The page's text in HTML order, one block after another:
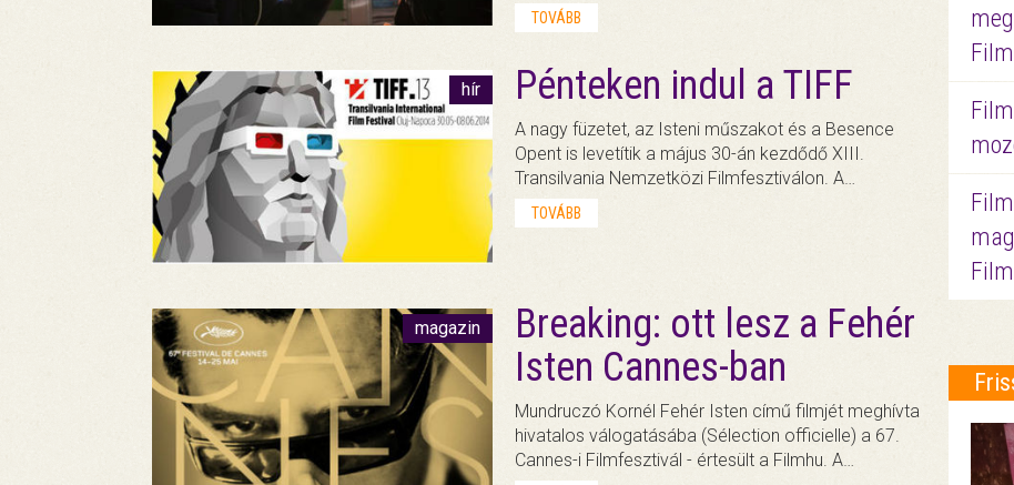
TOVÁBB
hír Pénteken indul a TIFF
A nagy füzetet, az Isteni műszakot és a Besence
Opent is levetítik a május 30-án kezdődő XIII.
Transilvania Nemzetközi Filmfesztiválon. A…
TOVÁBB
magazin
Breaking: ott lesz a Fehér
Isten Cannes-ban
Mundruczó Kornél Fehér Isten című filmjét meghívta
hivatalos válogatásába (Sélection officielle) a 67.
Cannes-i Filmfesztivál - értesült a Filmhu. A…